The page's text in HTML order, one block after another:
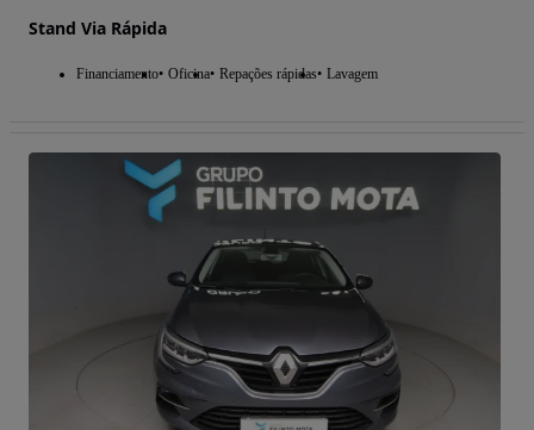
Stand Via Rápida
Financiamento Oficina Repações rápidas Lavagem